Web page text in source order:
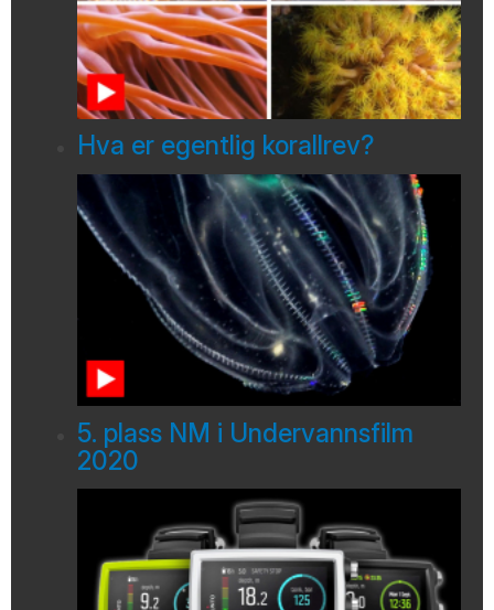
Hva er egentlig korallrev?
5. plass NM i Undervannsfilm
2020